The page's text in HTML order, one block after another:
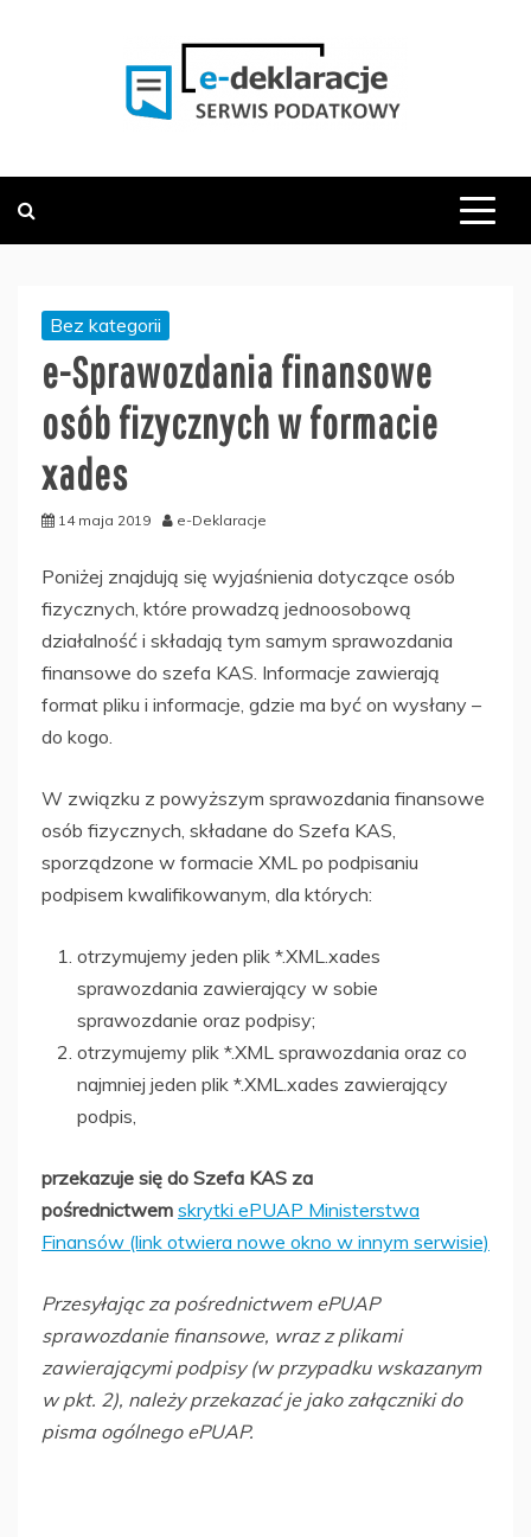
Bez kategorii
e-Sprawozdania finansowe
osób fizycznych w formacie
xades
14 maja 2019 e-Deklaracje
Poniżej znajdują się wyjaśnienia dotyczące osób
fizycznych, które prowadzą jednoosobową
działalność i składają tym samym sprawozdania
finansowe do szefa KAS. Informacje zawierają
format pliku i informacje, gdzie ma być on wysłany –
do kogo.
W związku z powyższym sprawozdania finansowe
osób fizycznych, składane do Szefa KAS,
sporządzone w formacie XML po podpisaniu
podpisem kwalifikowanym, dla których:
otrzymujemy jeden plik *.XML.xades
sprawozdania zawierający w sobie
sprawozdanie oraz podpisy;
otrzymujemy plik *.XML sprawozdania oraz co
najmniej jeden plik *.XML.xades zawierający
podpis,
przekazuje się do Szefa KAS za
pośrednictwem skrytki ePUAP Ministerstwa
Finansów (link otwiera nowe okno w innym serwisie)
Przesyłając za pośrednictwem ePUAP
sprawozdanie finansowe, wraz z plikami
zawierającymi podpisy (w przypadku wskazanym
w pkt. 2), należy przekazać je jako załączniki do
pisma ogólnego ePUAP.